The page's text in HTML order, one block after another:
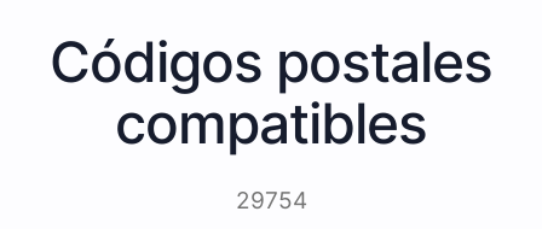
Códigos postales
compatibles
29754